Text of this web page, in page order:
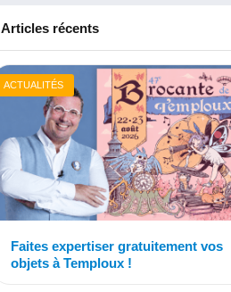
Articles récents
ACTUALITÉS
Faites expertiser gratuitement vos
objets à Temploux !